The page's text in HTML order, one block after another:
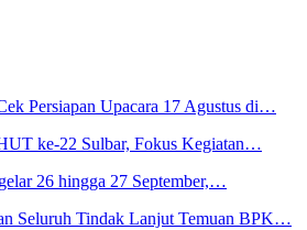
Persiapan Upacara 17 Agustus di…
ke-22 Sulbar, Fokus Kegiatan…
26 hingga 27 September,…
Seluruh Tindak Lanjut Temuan BPK…